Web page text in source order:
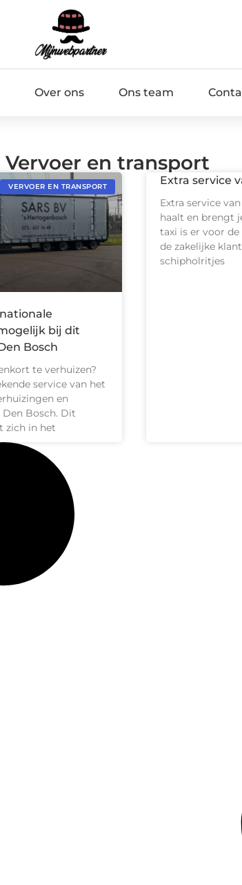
Over ons Ons team
en transport
VERVOER EN TRANSPORT
bij dit
Bosch
te verhuizen?
service van het
en
Den Bosch. Dit
zich in het
Extra service
Extra service
haalt en brengt
taxi is er voor
de zakelijke
schipholritjes